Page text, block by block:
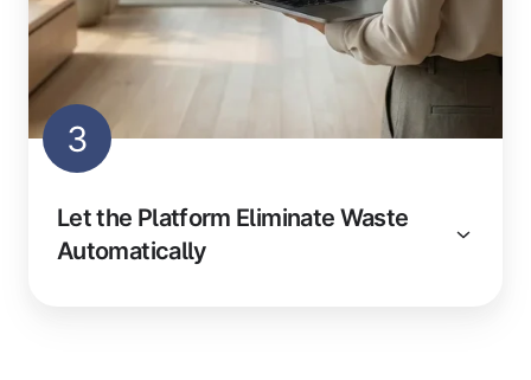
3
Let the Platform Eliminate Waste
Automatically